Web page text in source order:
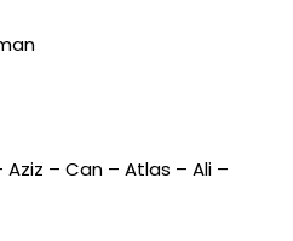
Aziz – Can – Atlas – Ali –